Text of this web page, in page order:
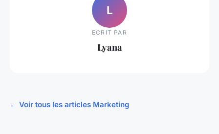
L
ECRIT PAR
Lyana
← Voir tous les articles Marketing